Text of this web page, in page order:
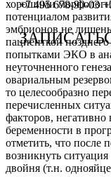
График работы
Фотогалерея
Видео
Истории
Донорство
Акушерство и
Андрология
Анализы
Репродуктолог
Гинеколог
Андролог
Генетик
Эндокринолог
Специалист УЗД
Эмбриолог
Онлайн-оплата
Вопрос
ЭКО по ОМС
Хранение
Налоговый вычет
Проживание
Транспортировка
+7 495 678-90-03
хорошими
потенциалом
эмбрионов не
пациенткой
попытками ЭКО в
неуточненного
овариальным
то целесообразно
перечисленных
факторов,
беременности в
отметить, что после
возникнуть ситуация
двойня (т.н.